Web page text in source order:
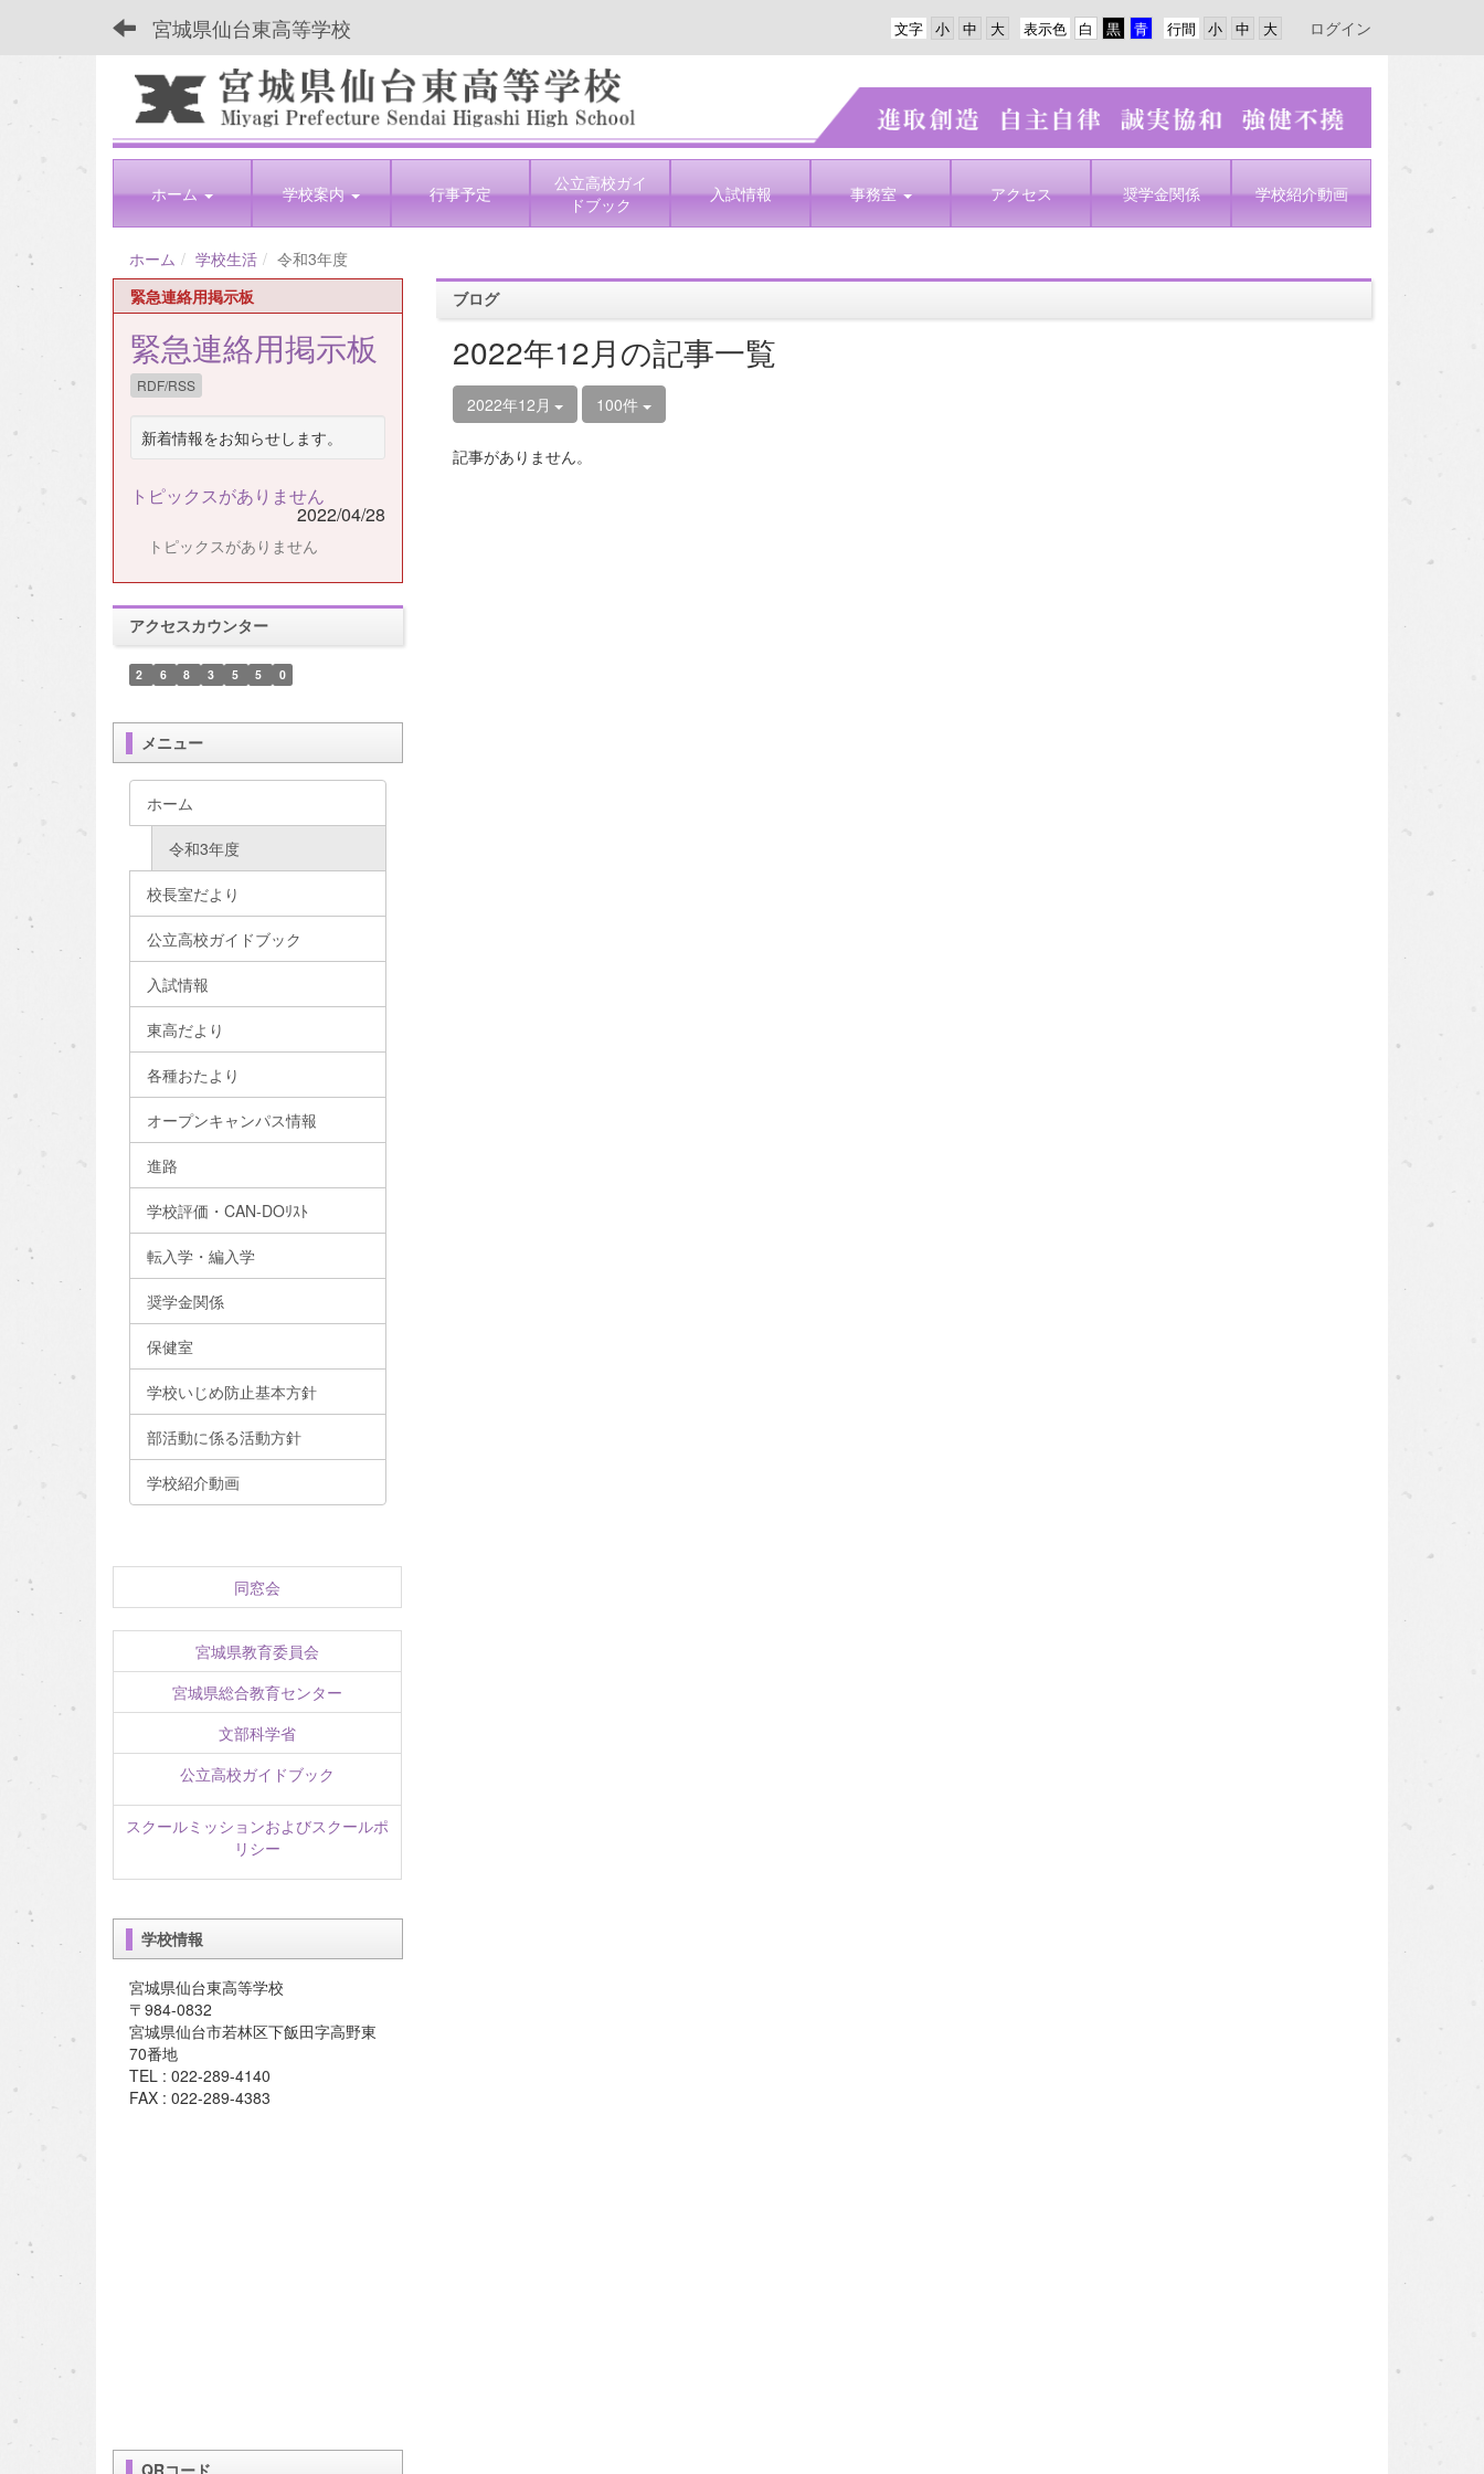
宮城県仙台東高等学校 行間
表示色
文字 ログイン
ホーム 学校案内 行事予定
公立高校ガイ
ドブック
入試情報 事務室 アクセス 奨学金関係 学校紹介動画
ホーム 学校生活
令和3年度
ブログ
2022年12月の記事一覧
2022年12月 100件
記事がありません。
緊急連絡用掲示板
緊急連絡用掲示板
RDF/RSS
新着情報をお知らせします。
トピックスがありません
2022/04/28
トピックスがありません
アクセスカウンター
2 6 8 3 5 5 0
メニュー
ホーム
令和3年度
校長室だより
公立高校ガイドブック
入試情報
東高だより
各種おたより
オープンキャンパス情報
進路
学校評価・CAN-DOﾘｽﾄ
転入学・編入学
奨学金関係
保健室
学校いじめ防止基本方針
部活動に係る活動方針
学校紹介動画
同窓会
宮城県教育委員会
宮城県総合教育センター
文部科学省
公立高校ガイドブック
スクールミッションおよびスクールポ
リシー
学校情報
宮城県仙台東高等学校
〒984-0832
宮城県仙台市若林区下飯田字高野東
70番地
TEL : 022-289-4140
FAX : 022-289-4383
QRコード